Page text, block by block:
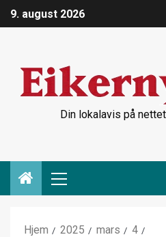
9. august 2026
Din lokalavis på
Hjem 2025 mars
4